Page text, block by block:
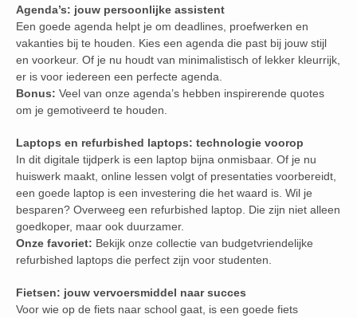
Agenda’s: jouw persoonlijke assistent
Een goede agenda helpt je om deadlines, proefwerken en
vakanties bij te houden. Kies een agenda die past bij jouw stijl
en voorkeur. Of je nu houdt van minimalistisch of lekker kleurrijk,
er is voor iedereen een perfecte agenda.
Bonus: Veel van onze agenda’s hebben inspirerende quotes
om je gemotiveerd te houden.
Laptops en refurbished laptops: technologie voorop
In dit digitale tijdperk is een laptop bijna onmisbaar. Of je nu
huiswerk maakt, online lessen volgt of presentaties voorbereidt,
een goede laptop is een investering die het waard is. Wil je
besparen? Overweeg een refurbished laptop. Die zijn niet alleen
goedkoper, maar ook duurzamer.
Onze favoriet: Bekijk onze collectie van budgetvriendelijke
refurbished laptops die perfect zijn voor studenten.
Fietsen: jouw vervoersmiddel naar succes
Voor wie op de fiets naar school gaat, is een goede fiets